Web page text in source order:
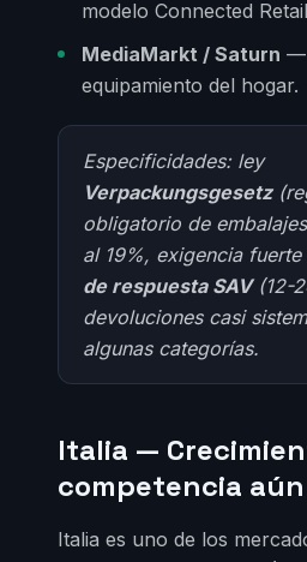
modelo Connected
MediaMarkt / Saturn —
equipamiento del hogar.
Especificidades: ley
Verpackungsgesetz
obligatorio de
al 19%, exigencia
de respuesta SAV(12-
devoluciones casi
algunas categorías.
Italia —
competencia
Italia es uno de los